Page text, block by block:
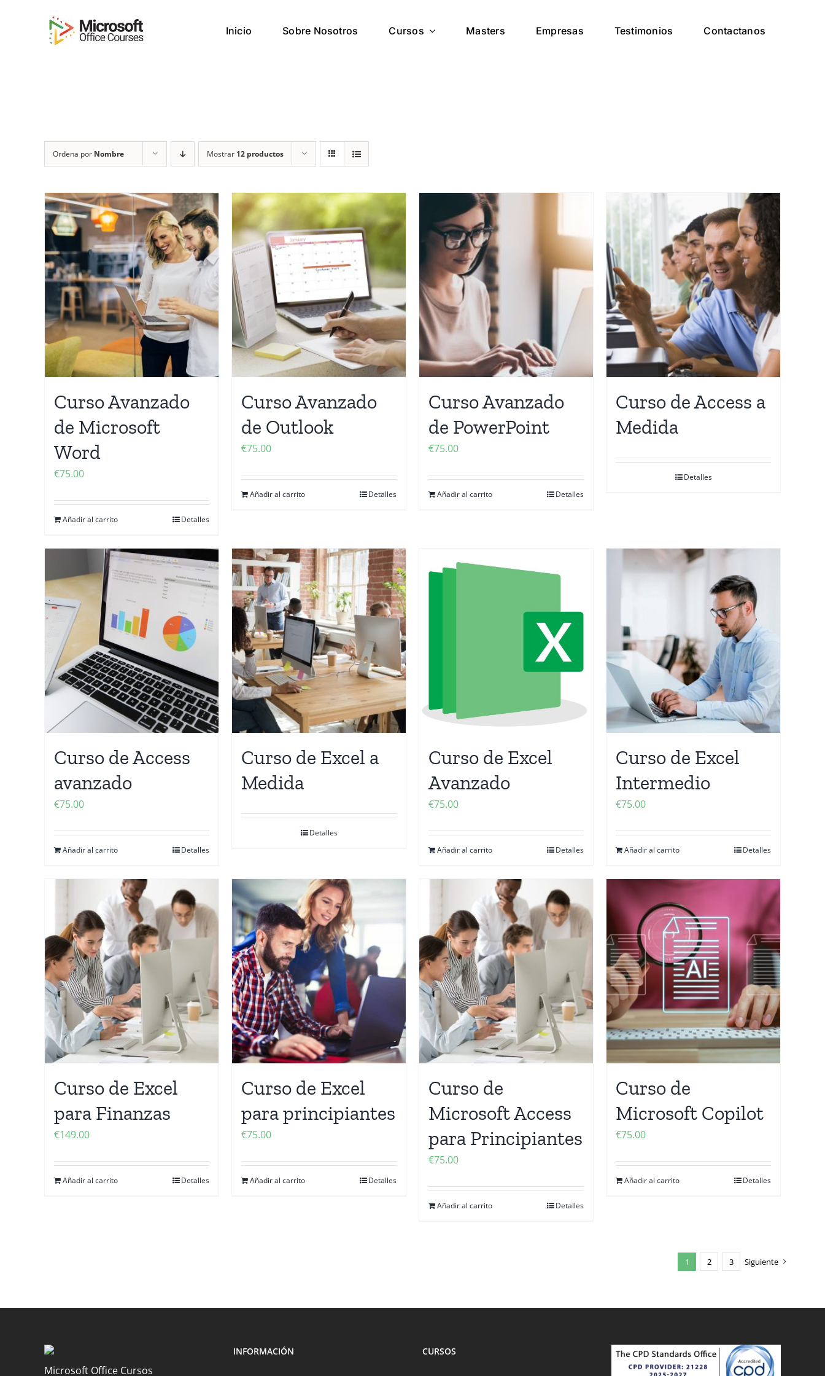
Inicio Sobre Nosotros Cursos Masters Empresas Testimonios Contactanos
Ordena por Nombre Mostrar 12 productos
Curso Avanzado
de Microsoft
Word
€75.00
Añadir al carrito Detalles
Curso Avanzado
de Outlook
€75.00
Añadir al carrito Detalles
Curso Avanzado
de PowerPoint
€75.00
Añadir al carrito Detalles
Curso de Access a
Medida
Detalles
Curso de Access
avanzado
€75.00
Añadir al carrito Detalles
Curso de Excel a
Medida
Detalles
Curso de Excel
Avanzado
€75.00
Añadir al carrito Detalles
Curso de Excel
Intermedio
€75.00
Añadir al carrito Detalles
Curso de Excel
para Finanzas
€149.00
Añadir al carrito Detalles
Curso de Excel
para principiantes
€75.00
Añadir al carrito Detalles
Curso de
Microsoft Access
para Principiantes
€75.00
Añadir al carrito Detalles
Curso de
Microsoft Copilot
€75.00
Añadir al carrito Detalles
1 2 3 Siguiente
Microsoft Office Cursos
INFORMACIÓN CURSOS